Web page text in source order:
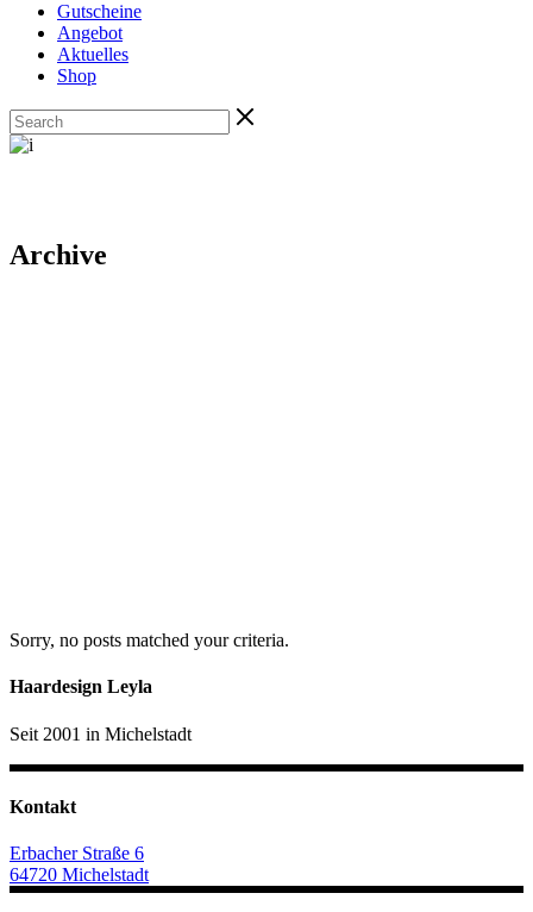
Gutscheine
Angebot
Aktuelles
Shop
Archive
Sorry, no posts matched your criteria.
Haardesign Leyla
Seit 2001 in Michelstadt
Kontakt
Erbacher Straße 6
64720 Michelstadt